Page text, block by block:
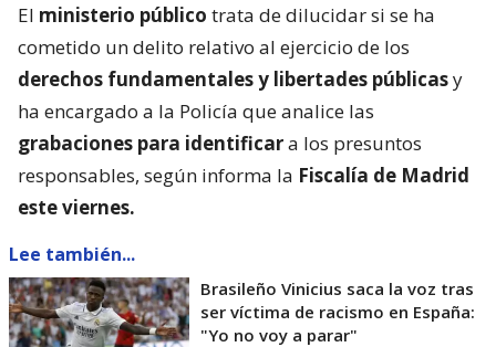
El ministerio público trata de dilucidar si se ha
cometido un delito relativo al ejercicio de los
derechos fundamentales y libertades públicasy
ha encargado a la Policía que analice las
grabaciones para identificara los presuntos
responsables, según informa la Fiscalía de Madrid
este viernes.
Lee también...
Brasileño Vinicius saca la voz tras
ser víctima de racismo en España:
"Yo no voy a parar"